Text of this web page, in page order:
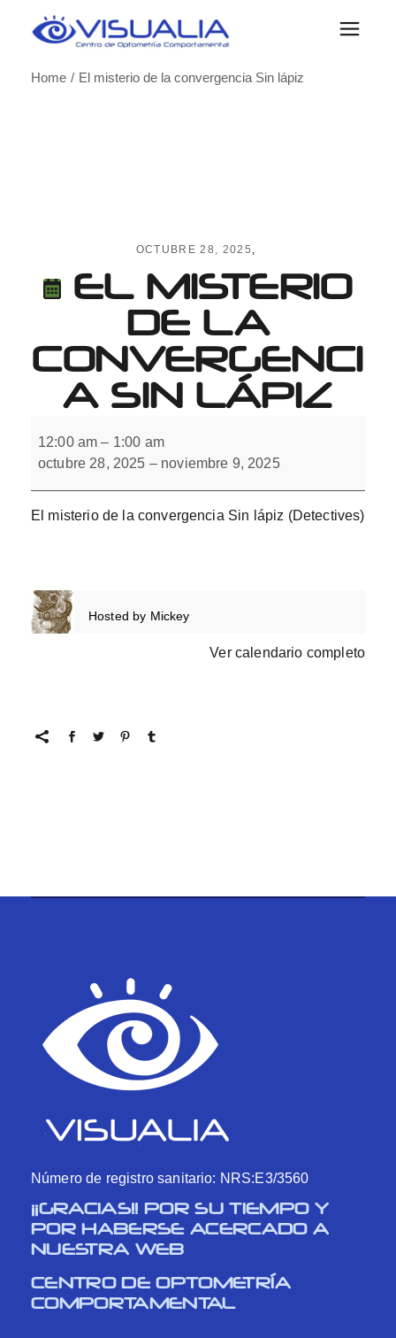
Home
El misterio de la convergencia Sin lápiz
OCTUBRE 28, 2025
EL MISTERIO
DE LA
CONVERGENCI
A SIN LÁPIZ
misterio
de
la
Sin
lápiz
12:00 am – 1:00 am
octubre 28, 2025 – noviembre 9, 2025
El misterio de la convergencia Sin lápiz (Detectives)
Hosted by Mickey
Ver calendario completo
Número de registro sanitario: NRS:E3/3560
¡¡GRACIAS!! POR SU TIEMPO Y
POR HABERSE ACERCADO A
NUESTRA WEB
CENTRO DE OPTOMETRÍA
COMPORTAMENTAL